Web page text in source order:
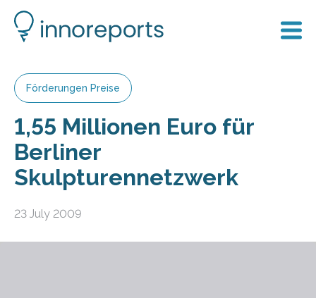
Förderungen Preise
1,55 Millionen Euro für
Berliner
Skulpturennetzwerk
23 July 2009